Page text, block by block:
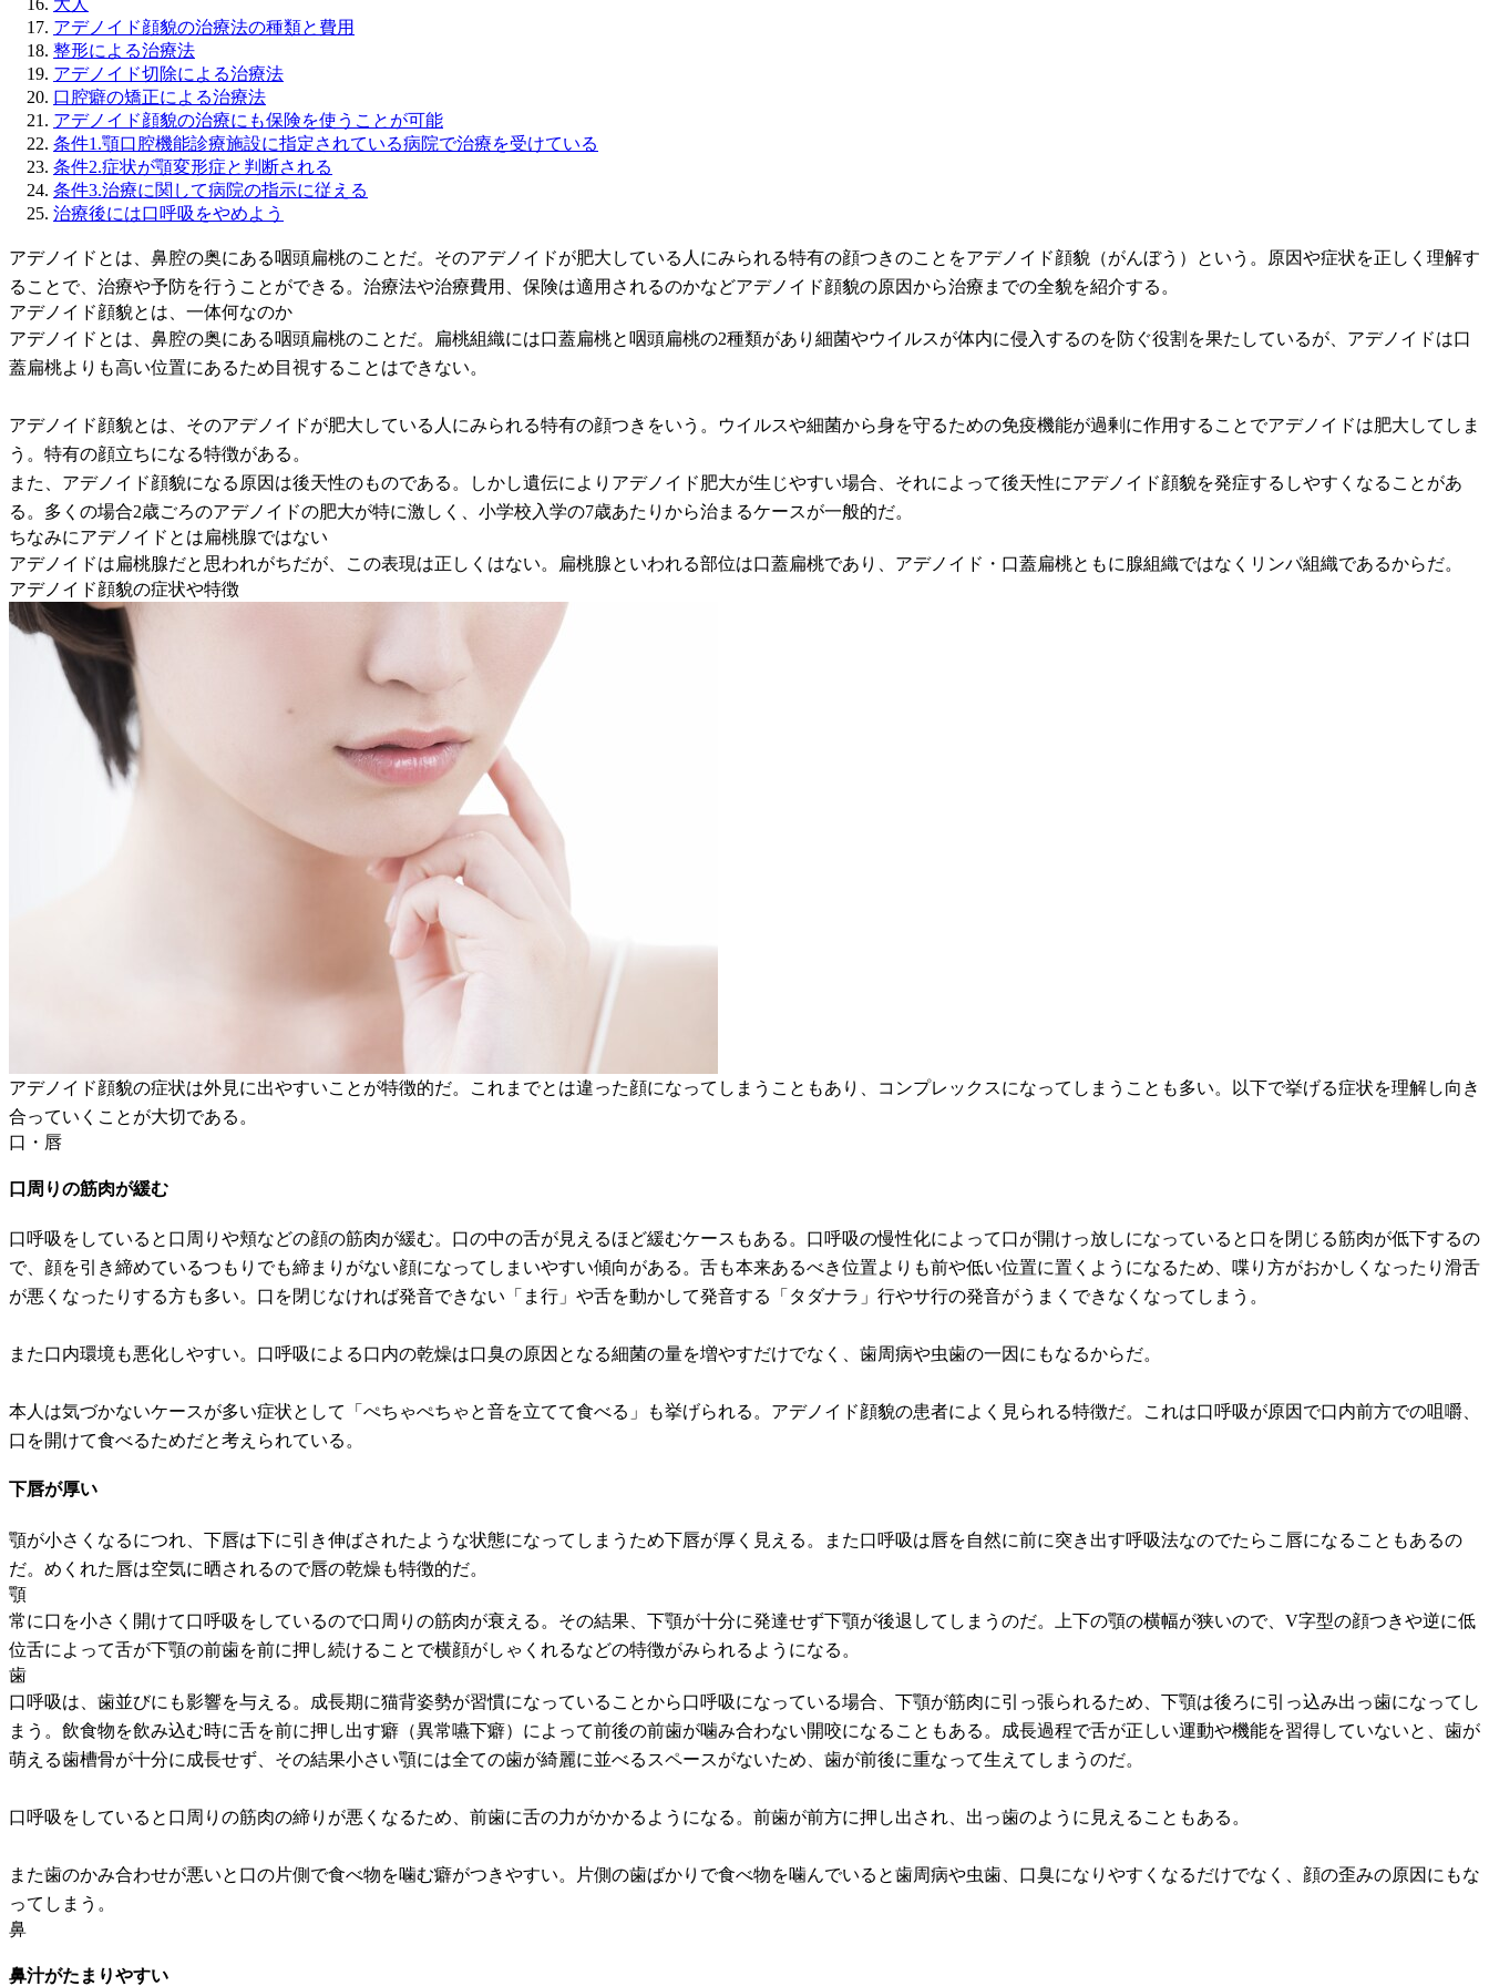
アデノイド顔貌の治療法の種類と費用
整形による治療法
アデノイド切除による治療法
口腔癖の矯正による治療法
アデノイド顔貌の治療にも保険を使うことが可能
条件1.顎口腔機能診療施設に指定されている病院で治療を受けている
条件2.症状が顎変形症と判断される
条件3.治療に関して病院の指示に従える
治療後には口呼吸をやめよう
アデノイドとは、鼻腔の奥にある咽頭扁桃のことだ。そのアデノイドが肥大している人にみられる特有の顔つきのことをアデノイド顔貌（がんぼう）という。原因や症状を正しく理解す
ることで、治療や予防を行うことができる。治療法や治療費用、保険は適用されるのかなどアデノイド顔貌の原因から治療までの全貌を紹介する。
アデノイド顔貌とは、一体何なのか
アデノイドとは、鼻腔の奥にある咽頭扁桃のことだ。扁桃組織には口蓋扁桃と咽頭扁桃の2種類があり細菌やウイルスが体内に侵入するのを防ぐ役割を果たしているが、アデノイドは口
蓋扁桃よりも高い位置にあるため目視することはできない。
アデノイド顔貌とは、そのアデノイドが肥大している人にみられる特有の顔つきをいう。ウイルスや細菌から身を守るための免疫機能が過剰に作用することでアデノイドは肥大してしま
う。特有の顔立ちになる特徴がある。
また、アデノイド顔貌になる原因は後天性のものである。しかし遺伝によりアデノイド肥大が生じやすい場合、それによって後天性にアデノイド顔貌を発症するしやすくなることがあ
る。多くの場合2歳ごろのアデノイドの肥大が特に激しく、小学校入学の7歳あたりから治まるケースが一般的だ。
ちなみにアデノイドとは扁桃腺ではない
アデノイドは扁桃腺だと思われがちだが、この表現は正しくはない。扁桃腺といわれる部位は口蓋扁桃であり、アデノイド・口蓋扁桃ともに腺組織ではなくリンパ組織であるからだ。
アデノイド顔貌の症状や特徴
アデノイド顔貌の症状は外見に出やすいことが特徴的だ。これまでとは違った顔になってしまうこともあり、コンプレックスになってしまうことも多い。以下で挙げる症状を理解し向き
合っていくことが大切である。
口・唇
口周りの筋肉が緩む
口呼吸をしていると口周りや頬などの顔の筋肉が緩む。口の中の舌が見えるほど緩むケースもある。口呼吸の慢性化によって口が開けっ放しになっていると口を閉じる筋肉が低下するの
で、顔を引き締めているつもりでも締まりがない顔になってしまいやすい傾向がある。舌も本来あるべき位置よりも前や低い位置に置くようになるため、喋り方がおかしくなったり滑舌
が悪くなったりする方も多い。口を閉じなければ発音できない「ま行」や舌を動かして発音する「タダナラ」行やサ行の発音がうまくできなくなってしまう。
また口内環境も悪化しやすい。口呼吸による口内の乾燥は口臭の原因となる細菌の量を増やすだけでなく、歯周病や虫歯の一因にもなるからだ。
本人は気づかないケースが多い症状として「ぺちゃぺちゃと音を立てて食べる」も挙げられる。アデノイド顔貌の患者によく見られる特徴だ。これは口呼吸が原因で口内前方での咀嚼、
口を開けて食べるためだと考えられている。
下唇が厚い
顎が小さくなるにつれ、下唇は下に引き伸ばされたような状態になってしまうため下唇が厚く見える。また口呼吸は唇を自然に前に突き出す呼吸法なのでたらこ唇になることもあるの
だ。めくれた唇は空気に晒されるので唇の乾燥も特徴的だ。
顎
常に口を小さく開けて口呼吸をしているので口周りの筋肉が衰える。その結果、下顎が十分に発達せず下顎が後退してしまうのだ。上下の顎の横幅が狭いので、V字型の顔つきや逆に低
位舌によって舌が下顎の前歯を前に押し続けることで横顔がしゃくれるなどの特徴がみられるようになる。
歯
口呼吸は、歯並びにも影響を与える。成長期に猫背姿勢が習慣になっていることから口呼吸になっている場合、下顎が筋肉に引っ張られるため、下顎は後ろに引っ込み出っ歯になってし
まう。飲食物を飲み込む時に舌を前に押し出す癖（異常嚥下癖）によって前後の前歯が噛み合わない開咬になることもある。成長過程で舌が正しい運動や機能を習得していないと、歯が
萌える歯槽骨が十分に成長せず、その結果小さい顎には全ての歯が綺麗に並べるスペースがないため、歯が前後に重なって生えてしまうのだ。
口呼吸をしていると口周りの筋肉の締りが悪くなるため、前歯に舌の力がかかるようになる。前歯が前方に押し出され、出っ歯のように見えることもある。
また歯のかみ合わせが悪いと口の片側で食べ物を噛む癖がつきやすい。片側の歯ばかりで食べ物を噛んでいると歯周病や虫歯、口臭になりやすくなるだけでなく、顔の歪みの原因にもな
ってしまう。
鼻
鼻汁がたまりやすい